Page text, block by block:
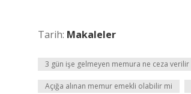
Tarih: Makaleler
3 gün işe gelmeyen memura ne ceza verilir
Açığa alınan memur emekli olabilir mi